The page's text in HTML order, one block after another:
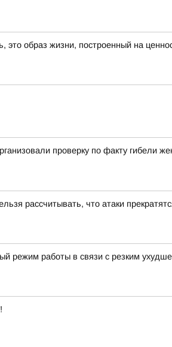
образ жизни, построенный на
проверку по факту гибели
рассчитывать, что атаки
режим работы в связи с резким